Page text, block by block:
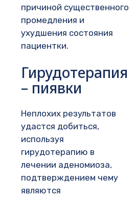
причиной существенного
промедления и
ухудшения состояния
пациентки.
Гирудотерапия
– пиявки
Неплохих результатов
удастся добиться,
используя
гирудотерапию в
лечении аденомиоза,
подтверждением чему
являются